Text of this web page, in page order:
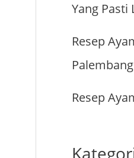
Yang Pasti
Resep
Palembang
Resep